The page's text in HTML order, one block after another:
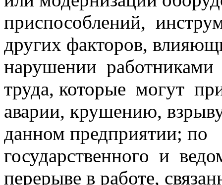
приспособлений,
других факторов,
нарушении работниками
труда, которые могут
аварии, крушению,
данном предприятии;
государственного и
перерыве в работе,